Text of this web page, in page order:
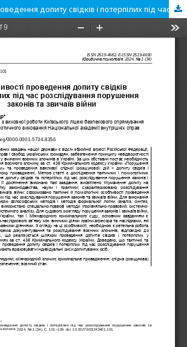
Особливості проведення допиту свідків і потерпілих під час розслідування порушення законів та звичаїв війни